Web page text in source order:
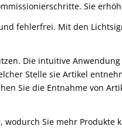
Sie
fehlerfrei. Mit den
Die intuitive
Stelle sie Artikel
Sie die Entnahme von
Sie mehr Produkte